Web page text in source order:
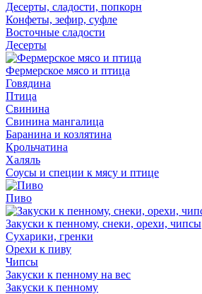
Десерты, сладости, попкорн
Конфеты, зефир, суфле
Восточные сладости
Десерты
Фермерское мясо и птица
Говядина
Птица
Свинина
Свинина мангалица
Баранина и козлятина
Крольчатина
Халяль
Соусы и специи к мясу и птице
Пиво
Закуски к пенному, снеки, орехи, чипсы
Сухарики, гренки
Орехи к пиву
Чипсы
Закуски к пенному на вес
Закуски к пенному